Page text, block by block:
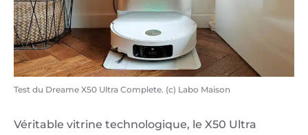
Test du Dreame X50 Ultra Complete. (c) Labo Maison
Véritable vitrine technologique, le X50 Ultra